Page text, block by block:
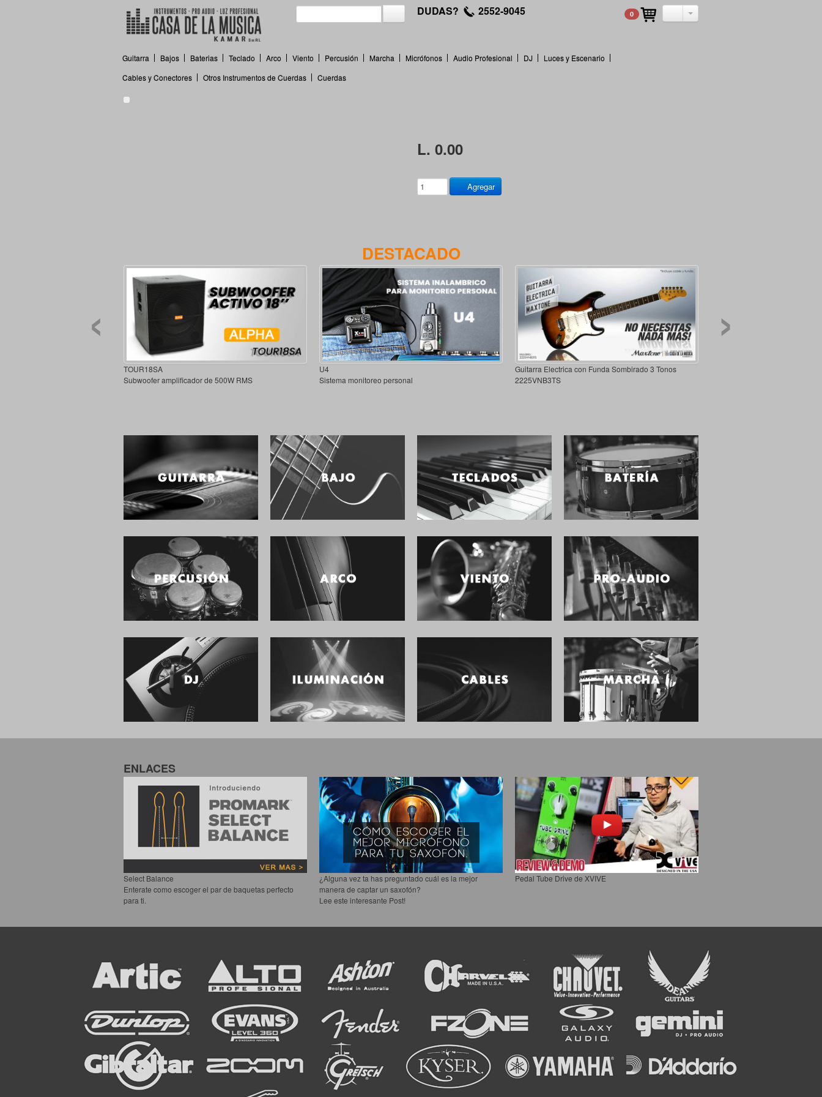
DUDAS? 2552-9045 0
Guitarra Bajos Baterias Teclado Arco Viento Percusión Marcha Micrófonos Audio Profesional DJ
Luces y Escenario
Cables y Conectores
Otros Instrumentos de Cuerdas Cuerdas
L. 0.00
Agregar
DESTACADO
TOUR18SA
Subwoofer amplificador de 500W RMS
U4
Sistema monitoreo personal
Guitarra Electrica con Funda Sombirado 3 Tonos
2225VNB3TS
‹ ›
ENLACES
Select Balance
Enterate como escoger el par de baquetas perfecto
para ti.
¿Alguna vez ta has preguntado cuál es la mejor
manera de captar un saxofón?
Lee este interesante Post!
Pedal Tube Drive de XVIVE